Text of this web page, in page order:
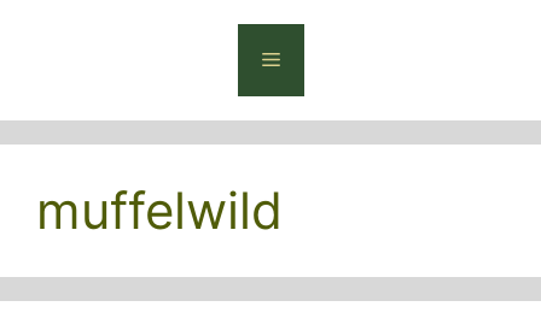
Menü
muffelwild